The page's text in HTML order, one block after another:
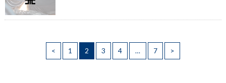
< 1 2 3 4 … 7 >